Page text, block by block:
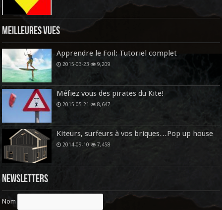
Meilleures vues
Apprendre le Foil: Tutoriel complet
2015-03-23 9,209
Méfiez vous des pirates du Kite!
2015-05-21 8,647
Kiteurs, surfeurs à vos briques…Pop up house
2014-09-10 7,458
Newsletters
Nom